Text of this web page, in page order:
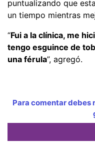
puntualizando que
un tiempo mientras
“Fui a la clínica, me
tengo esguince de
una férula”, agregó.
Para comentar